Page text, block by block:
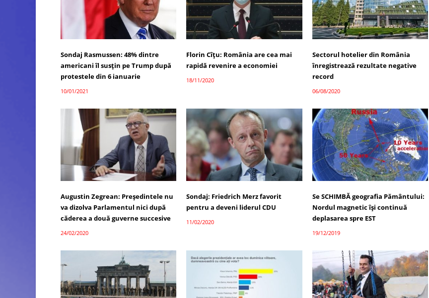
Sondaj Rasmussen: 48% dintre
americani îl susțin pe Trump după
protestele din 6 ianuarie
10/01/2021
Florin Cîţu: România are cea mai
rapidă revenire a economiei
18/11/2020
Sectorul hotelier din România
înregistrează rezultate negative
record
06/08/2020
Augustin Zegrean: Președintele nu
va dizolva Parlamentul nici după
căderea a două guverne succesive
24/02/2020
Sondaj: Friedrich Merz favorit
pentru a deveni liderul CDU
11/02/2020
Se SCHIMBĂ geografia Pământului:
Nordul magnetic își continuă
deplasarea spre EST
19/12/2019